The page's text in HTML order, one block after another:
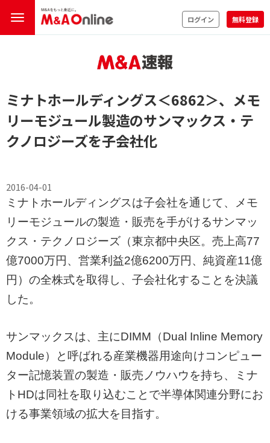
ログイン 無料登録
ミナトホールディングス＜6862＞、メモ
リーモジュール製造のサンマックス・テ
クノロジーズを子会社化
2016-04-01
ミナトホールディングスは子会社を通じて、メモ
リーモジュールの製造・販売を手がけるサンマッ
クス・テクノロジーズ（東京都中央区。売上高77
億7000万円、営業利益2億6200万円、純資産11億
円）の全株式を取得し、子会社化することを決議
した。
サンマックスは、主にDIMM（Dual Inline Memory
Module）と呼ばれる産業機器用途向けコンピュー
ター記憶装置の製造・販売ノウハウを持ち、ミナ
トHDは同社を取り込むことで半導体関連分野にお
ける事業領域の拡大を目指す。